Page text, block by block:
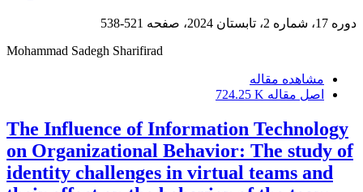
دوره 17، شماره 2، تابستان 2024، صفحه
521-538
Mohammad Sadegh Sharifirad
مشاهده مقاله
اصل مقاله 724.25 K
The Influence of Information Technology
on Organizational Behavior: The study of
identity challenges in virtual teams and